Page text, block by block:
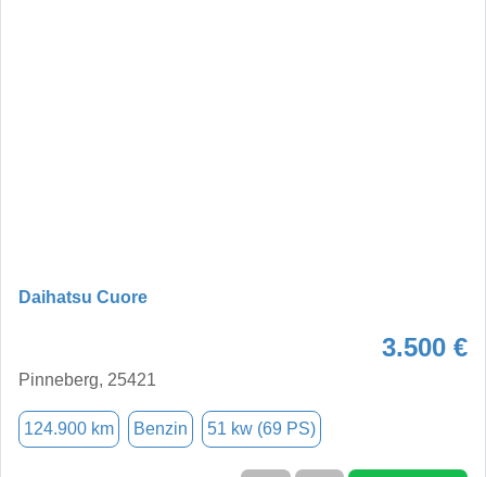
Daihatsu Cuore
3.500 €
Pinneberg, 25421
124.900 km Benzin 51 kw (69 PS)